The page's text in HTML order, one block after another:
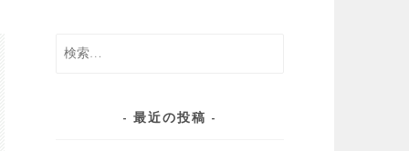
検
最近の投稿